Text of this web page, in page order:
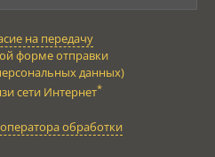
на передачу
форме отправки
данных)
сети Интернет*
обработки